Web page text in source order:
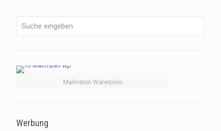
Malmsten Waterpolo
Werbung